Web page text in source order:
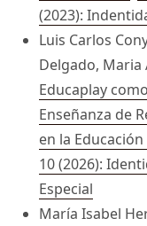
(2023):
Luis Carlos
Delgado, Maria
Educaplay
Enseñanza de
en la Educación
10 (2026):
Especial
María Isabel